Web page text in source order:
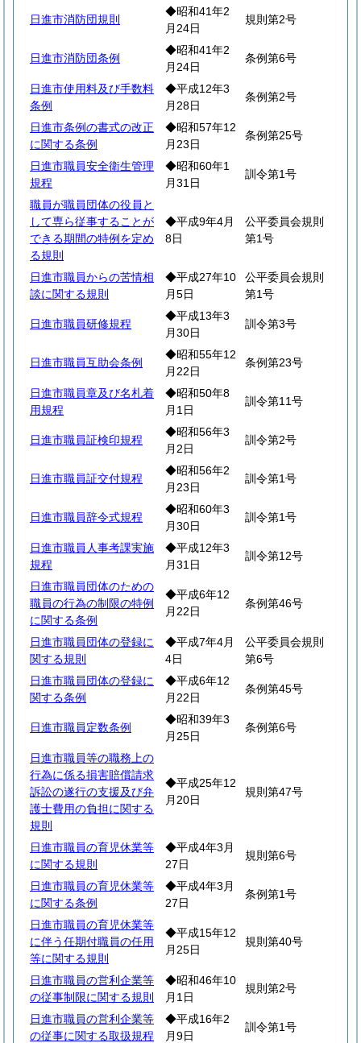
日進市消防団規則
◆昭和41年2
月24日
規則第2号
日進市消防団条例
◆昭和41年2
月24日
条例第6号
日進市使用料及び手数料
条例
◆平成12年3
月28日
条例第2号
日進市条例の書式の改正
に関する条例
◆昭和57年12
月23日
条例第25号
日進市職員安全衛生管理
規程
◆昭和60年1
月31日
訓令第1号
職員が職員団体の役員と
して専ら従事することが
できる期間の特例を定め
る規則
◆平成9年4月
8日
公平委員会規則
第1号
日進市職員からの苦情相
談に関する規則
◆平成27年10
月5日
公平委員会規則
第1号
日進市職員研修規程
◆平成13年3
月30日
訓令第3号
日進市職員互助会条例
◆昭和55年12
月22日
条例第23号
日進市職員章及び名札着
用規程
◆昭和50年8
月1日
訓令第11号
日進市職員証検印規程
◆昭和56年3
月2日
訓令第2号
日進市職員証交付規程
◆昭和56年2
月23日
訓令第1号
日進市職員辞令式規程
◆昭和60年3
月30日
訓令第1号
日進市職員人事考課実施
規程
◆平成12年3
月31日
訓令第12号
日進市職員団体のための
職員の行為の制限の特例
に関する条例
◆平成6年12
月22日
条例第46号
日進市職員団体の登録に
関する規則
◆平成7年4月
4日
公平委員会規則
第6号
日進市職員団体の登録に
関する条例
◆平成6年12
月22日
条例第45号
日進市職員定数条例
◆昭和39年3
月25日
条例第6号
日進市職員等の職務上の
行為に係る損害賠償請求
訴訟の遂行の支援及び弁
護士費用の負担に関する
規則
◆平成25年12
月20日
規則第47号
日進市職員の育児休業等
に関する規則
◆平成4年3月
27日
規則第6号
日進市職員の育児休業等
に関する条例
◆平成4年3月
27日
条例第1号
日進市職員の育児休業等
に伴う任期付職員の任用
等に関する規則
◆平成15年12
月25日
規則第40号
日進市職員の営利企業等
の従事制限に関する規則
◆昭和46年10
月1日
規則第2号
日進市職員の営利企業等
の従事に関する取扱規程
◆平成16年2
月9日
訓令第1号